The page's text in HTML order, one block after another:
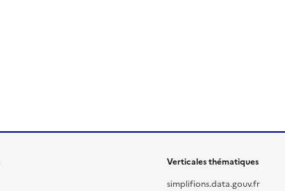
Verticales thématiques
simplifions.data.gouv.fr